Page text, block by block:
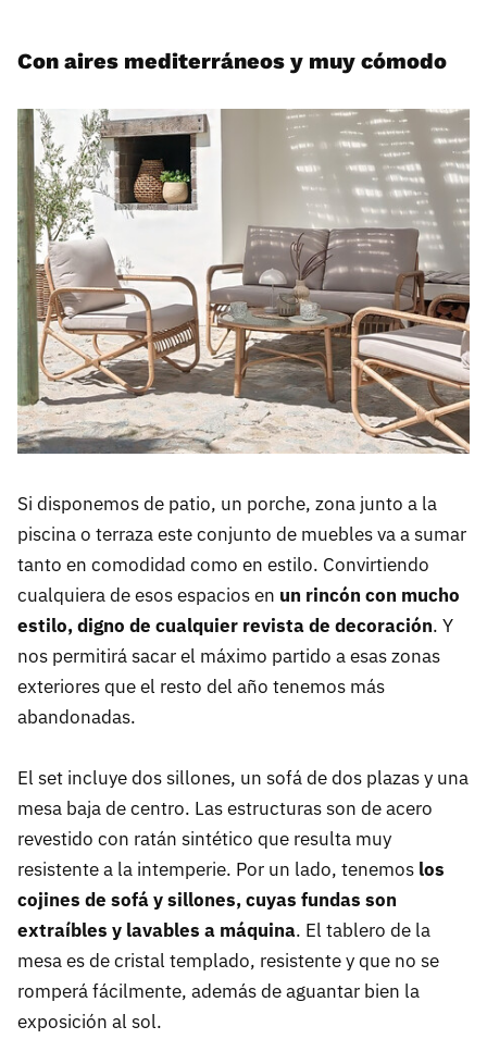
Con aires mediterráneos y muy cómodo
Si disponemos de patio, un porche, zona junto a la
piscina o terraza este conjunto de muebles va a sumar
tanto en comodidad como en estilo. Convirtiendo
cualquiera de esos espacios en un rincón con mucho
estilo, digno de cualquier revista de decoración. Y
nos permitirá sacar el máximo partido a esas zonas
exteriores que el resto del año tenemos más
abandonadas.
El set incluye dos sillones, un sofá de dos plazas y una
mesa baja de centro. Las estructuras son de acero
revestido con ratán sintético que resulta muy
resistente a la intemperie. Por un lado, tenemos los
cojines de sofá y sillones, cuyas fundas son
extraíbles y lavables a máquina. El tablero de la
mesa es de cristal templado, resistente y que no se
romperá fácilmente, además de aguantar bien la
exposición al sol.